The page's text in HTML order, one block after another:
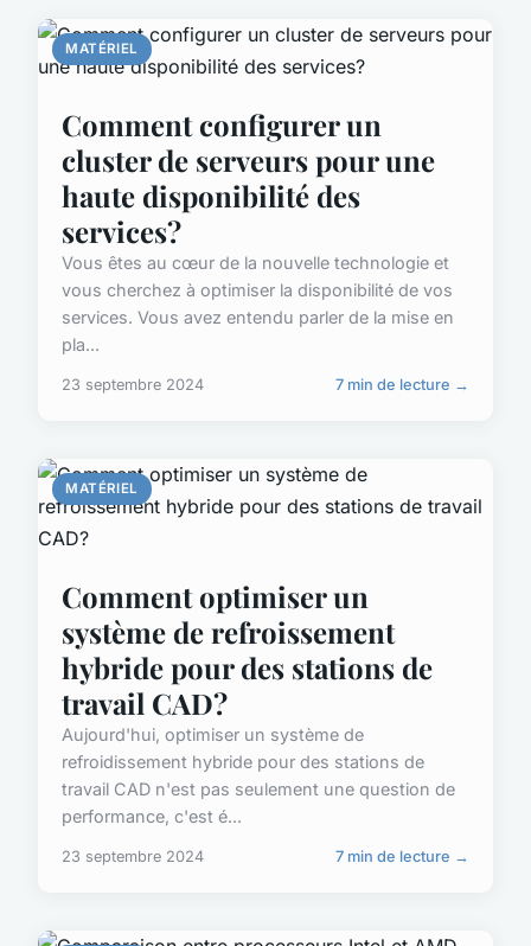
MATÉRIEL
Comment configurer un
cluster de serveurs pour une
haute disponibilité des
services?
Vous êtes au cœur de la nouvelle technologie et
vous cherchez à optimiser la disponibilité de vos
services. Vous avez entendu parler de la mise en
pla...
23 septembre 2024 7 min de lecture →
MATÉRIEL
Comment optimiser un
système de refroissement
hybride pour des stations de
travail CAD?
Aujourd'hui, optimiser un système de
refroidissement hybride pour des stations de
travail CAD n'est pas seulement une question de
performance, c'est é...
23 septembre 2024 7 min de lecture →